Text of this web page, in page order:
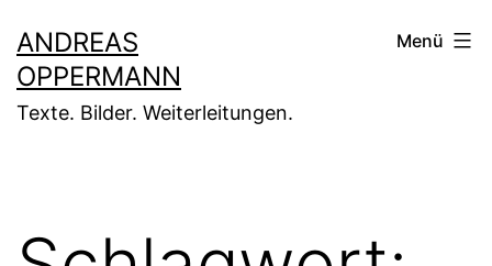
Inhalt
springen
ANDREAS
OPPERMANN
Texte. Bilder. Weiterleitungen.
Menü